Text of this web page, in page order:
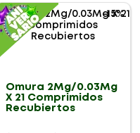
-15%
Omura 2Mg/0.03Mg
X 21 Comprimidos
Recubiertos